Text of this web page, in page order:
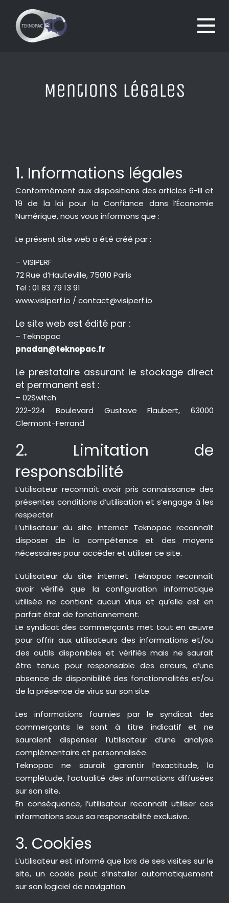
contenu
NOS OFFRES
Mentions légales
1. Informations légales
Conformément aux dispositions des articles 6-III et
19 de la loi pour la Confiance dans l’Économie
Numérique, nous vous informons que :
Le présent site web a été créé par :
– VISIPERF
72 Rue d’Hauteville, 75010 Paris
Tel : 01 83 79 13 91
www.visiperf.io / contact@visiperf.io
Le site web est édité par :
– Teknopac
pnadan@teknopac.fr
Le prestataire assurant le stockage direct
et permanent est :
– 02Switch
222-224 Boulevard Gustave Flaubert, 63000
Clermont-Ferrand
2. Limitation de
responsabilité
L’utilisateur reconnaît avoir pris connaissance des
présentes conditions d’utilisation et s’engage à les
respecter.
L’utilisateur du site internet Teknopac reconnaît
disposer de la compétence et des moyens
nécessaires pour accéder et utiliser ce site.
L’utilisateur du site internet Teknopac reconnaît
avoir vérifié que la configuration informatique
utilisée ne contient aucun virus et qu’elle est en
parfait état de fonctionnement.
Le syndicat des commerçants met tout en œuvre
pour offrir aux utilisateurs des informations et/ou
des outils disponibles et vérifiés mais ne saurait
être tenue pour responsable des erreurs, d’une
absence de disponibilité des fonctionnalités et/ou
de la présence de virus sur son site.
Les informations fournies par le syndicat des
commerçants le sont à titre indicatif et ne
sauraient dispenser l’utilisateur d’une analyse
complémentaire et personnalisée.
Teknopac ne saurait garantir l’exactitude, la
complétude, l’actualité des informations diffusées
sur son site.
En conséquence, l’utilisateur reconnaît utiliser ces
informations sous sa responsabilité exclusive.
3. Cookies
L’utilisateur est informé que lors de ses visites sur le
site, un cookie peut s’installer automatiquement
sur son logiciel de navigation.